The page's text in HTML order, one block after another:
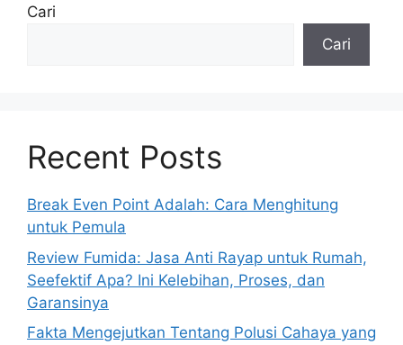
Cari
Cari
Recent Posts
Break Even Point Adalah: Cara Menghitung
untuk Pemula
Review Fumida: Jasa Anti Rayap untuk Rumah,
Seefektif Apa? Ini Kelebihan, Proses, dan
Garansinya
Fakta Mengejutkan Tentang Polusi Cahaya yang